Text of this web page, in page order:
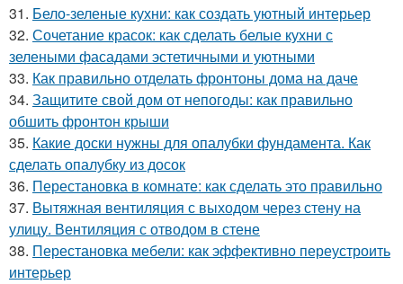
31. Бело-зеленые кухни: как создать уютный интерьер
32. Сочетание красок: как сделать белые кухни с
зелеными фасадами эстетичными и уютными
33. Как правильно отделать фронтоны дома на даче
34. Защитите свой дом от непогоды: как правильно
обшить фронтон крыши
35. Какие доски нужны для опалубки фундамента. Как
сделать опалубку из досок
36. Перестановка в комнате: как сделать это правильно
37. Вытяжная вентиляция с выходом через стену на
улицу. Вентиляция с отводом в стене
38. Перестановка мебели: как эффективно переустроить
интерьер